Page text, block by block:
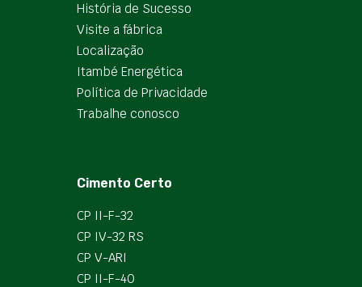
História de Sucesso
Visite a fábrica
Localização
Itambé Energética
Política de Privacidade
Trabalhe conosco
Cimento Certo
CP II-F-32
CP IV-32 RS
CP V-ARI
CP II-F-40